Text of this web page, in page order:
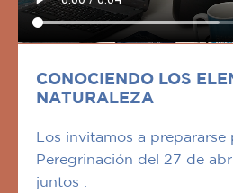
CONOCIENDO LOS
NATURALEZA
Los invitamos a prepararse
Peregrinación del 27 de
juntos .